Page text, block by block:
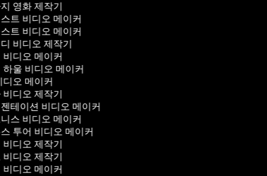
영화 제작기
트 비디오 메이커
트 비디오 메이커
비디오 제작기
디오 메이커
울 비디오 메이커
오 메이커
디오 제작기
테이션 비디오 메이커
스 비디오 메이커
투어 비디오 메이커
디오 제작기
디오 제작기
디오 메이커